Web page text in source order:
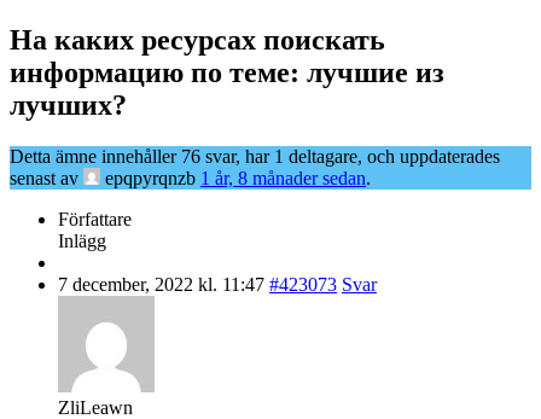
На каких ресурсах поискать
информацию по теме: лучшие из
лучших?
Detta ämne innehåller 76 svar, har 1 deltagare, och uppdaterades
senast av
epqpyrqnzb 1 år, 8 månader sedan.
Författare
Inlägg
7 december, 2022 kl. 11:47 #423073 Svar
ZliLeawn